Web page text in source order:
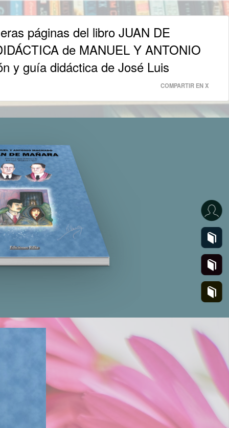
páginas del libro JUAN DE
de MANUEL Y ANTONIO
y guía didáctica de José Luis
COMPARTIR EN X